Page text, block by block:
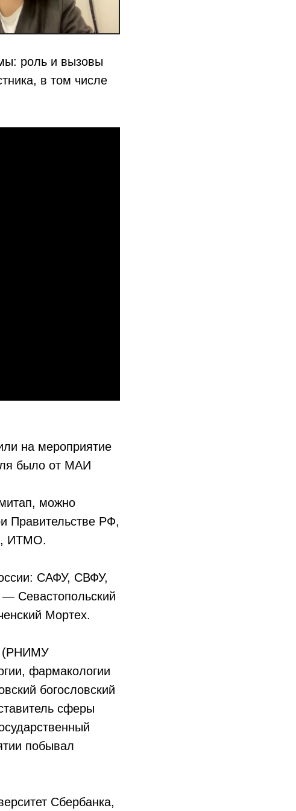
роль и вызовы
в том числе
на мероприятие
было от МАИ
можно
Правительстве РФ,
ИТМО.
САФУ, СВФУ,
Севастопольский
Мортех.
(РНИМУ
фармакологии
богословский
сферы
побывал
Сбербанка,